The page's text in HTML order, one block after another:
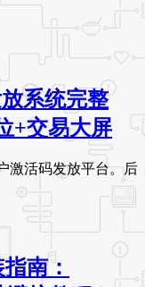
系统完整
+交易大屏
激活码发放平台。后
南：